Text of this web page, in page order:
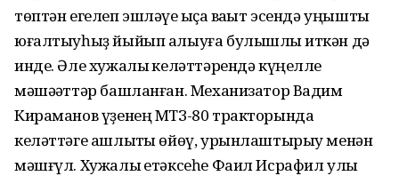
төптән егелеп эшләүе ҡыҫҡа ваҡыт эсендә уңышты
юғалтыуһыҙ йыйып алыуға булышлыҡ иткән дә
инде. Әле хужалыҡ келәттәрендә күңелле
мәшәҡәттәр башланған. Механизатор Вадим
Кираманов үҙенең МТЗ-80 тракторында
келәттәге ашлыҡты өйөү, урынлаштырыу менән
мәшғүл. Хужалыҡ етәксеһе Фаил Исрафил улы